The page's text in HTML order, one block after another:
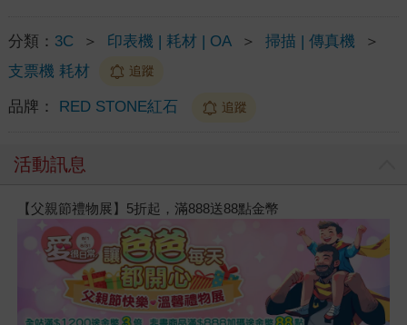
分類： 3C ＞ 印表機 | 耗材 | OA ＞ 掃描 | 傳真機
＞
支票機 耗材
追蹤
品牌： RED STONE紅石 追蹤
活動訊息
【父親節禮物展】5折起，滿888送88點金幣